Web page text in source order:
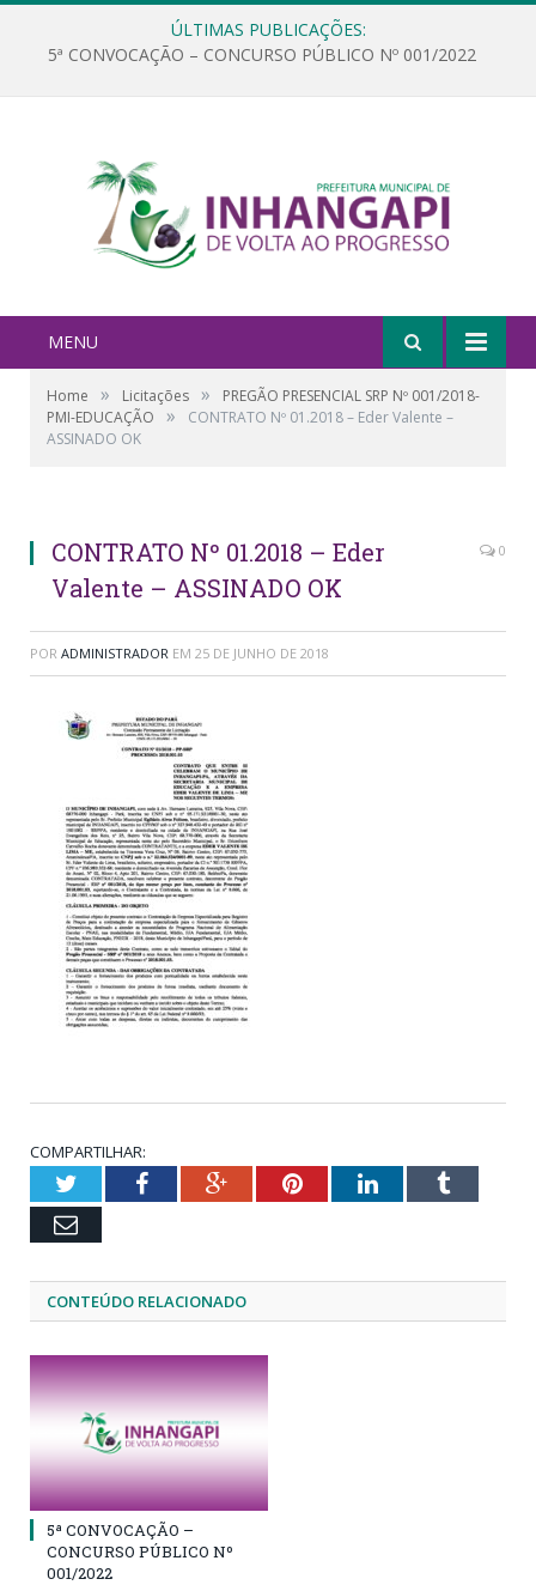
ÚLTIMAS PUBLICAÇÕES:
5ª CONVOCAÇÃO – CONCURSO PÚBLICO Nº 001/2022
MENU
Home » Licitações »
PREGÃO PRESENCIAL SRP Nº 001/2018-
PMI-EDUCAÇÃO
»
CONTRATO Nº 01.2018 – Eder Valente –
ASSINADO OK
CONTRATO Nº 01.2018 – Eder
Valente – ASSINADO OK
0
POR ADMINISTRADOR EM 25 DE JUNHO DE 2018
COMPARTILHAR:
TwitterFacebookGoogle+PinterestLinkedInTumblr
Email
CONTEÚDO RELACIONADO
5ª CONVOCAÇÃO –
CONCURSO PÚBLICO Nº
001/2022